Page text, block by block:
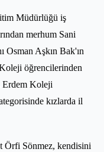
Müdürlüğü iş
merhum Sani
Osman Aşkın Bak'ın
öğrencilerinden
Erdem Koleji
kızlarda il
Örfi Sönmez, kendisini